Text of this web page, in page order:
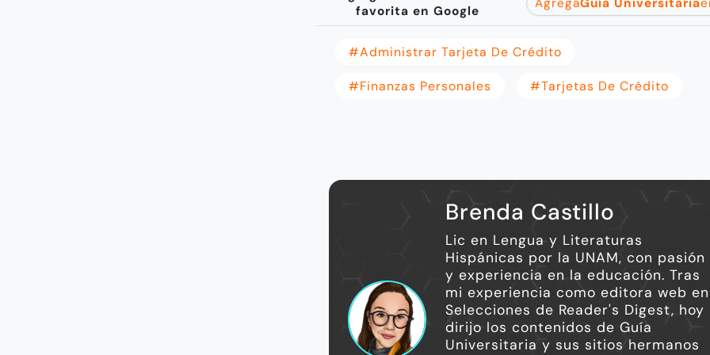
favorita en Google
#Administrar Tarjeta De Crédito
#Finanzas Personales #Tarjetas De Crédito
Brenda Castillo
Lic en Lengua y Literaturas
Hispánicas por la UNAM, con pasión
y experiencia en la educación. Tras
mi experiencia como editora web en
Selecciones de Reader's Digest, hoy
dirijo los contenidos de Guía
Universitaria y sus sitios hermanos